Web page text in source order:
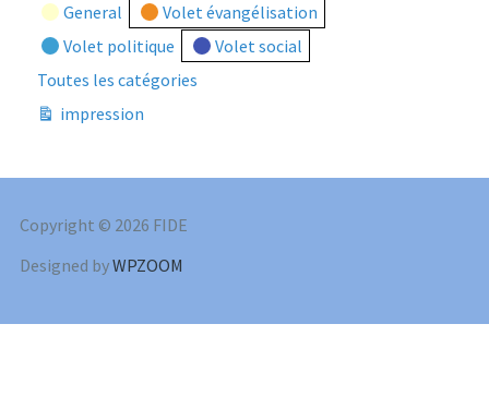
General
Volet évangélisation
Volet politique
Volet social
Toutes les catégories
Vue
impression
Copyright © 2026 FIDE
Designed byWPZOOM